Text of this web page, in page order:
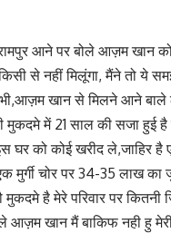
आने पर बोले आज़म खान
से नहीं मिलूंगा, मैंने तो ये
खान से मिलने आने बाले
मुकदमे में 21 साल की सजा हुई है
को कोई खरीद ले,जाहिर है
मुर्गी चोर पर 34-35 लाख का
है मेरे परिवार पर कितनी
आज़म खान मैं बाकिफ नही हु